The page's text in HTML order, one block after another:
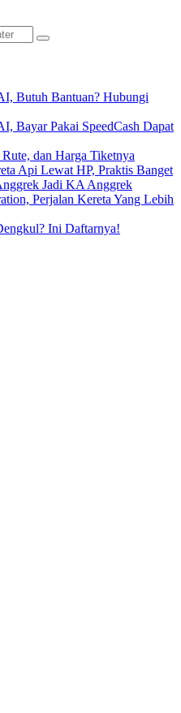
Butuh Bantuan? Hubungi
Bayar Pakai SpeedCash Dapat
dan Harga Tiketnya
Api Lewat HP, Praktis Banget
Jadi KA Anggrek
Perjalan Kereta Yang Lebih
Ini Daftarnya!